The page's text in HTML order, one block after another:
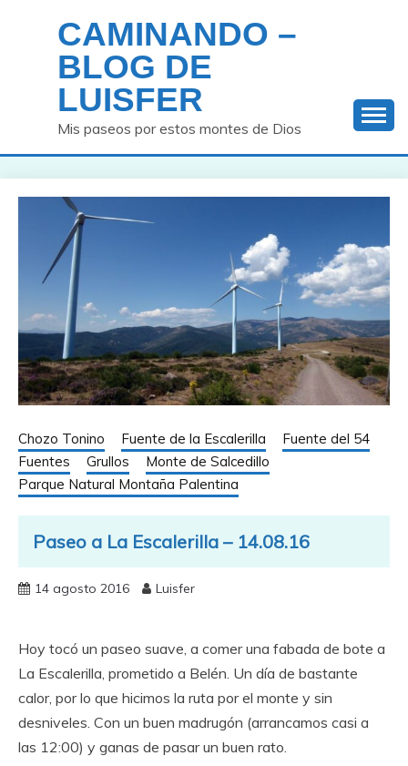
contenido
CAMINANDO –
BLOG DE
LUISFER
Mis paseos por estos montes de Dios
Chozo Tonino Fuente de la Escalerilla
Fuente del 54
Fuentes
Grullos
Monte de Salcedillo
Parque Natural Montaña Palentina
Paseo a La Escalerilla – 14.08.16
14 agosto 2016 Luisfer
Hoy tocó un paseo suave, a comer una fabada de bote a
La Escalerilla, prometido a Belén. Un día de bastante
calor, por lo que hicimos la ruta por el monte y sin
desniveles. Con un buen madrugón (arrancamos casi a
las 12:00) y ganas de pasar un buen rato.